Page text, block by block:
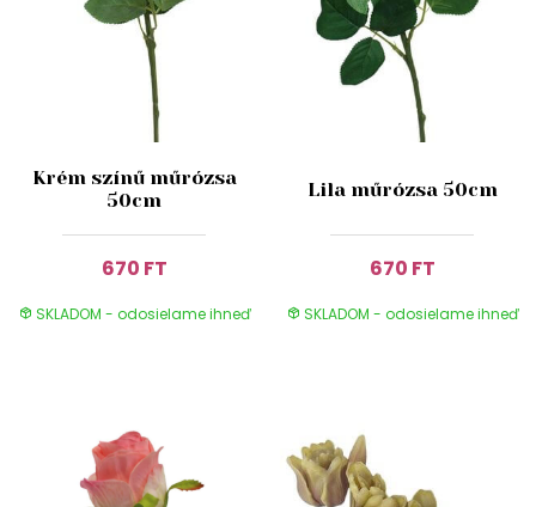
Krém színű műrózsa
50cm
670 FT
SKLADOM - odosielame ihneď
Lila műrózsa 50cm
670 FT
SKLADOM - odosielame ihneď